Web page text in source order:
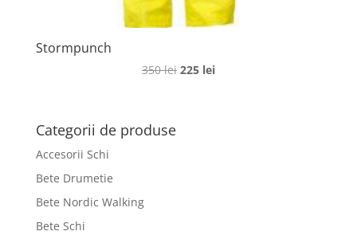
Stormpunch
350lei Prețul
225 leiPrețul
Categorii de produse
Accesorii Schi
Bete Drumetie
Bete Nordic Walking
Bete Schi